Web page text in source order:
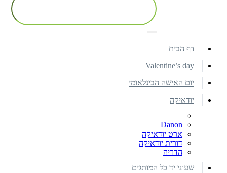
דף הבית
Valentine’s day
יום האישה הבינלאומי
יודאיקה
Danon
ארט יודאיקה
דורית יודאיקה
הדריה
שעוני יד כל המותגים